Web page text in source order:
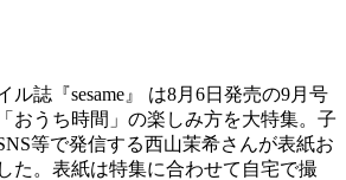
ル誌『sesame』 は8月6日発売の9月号
おうち時間」の楽しみ方を大特集。子
等で発信する西山茉希さんが表紙お
た。表紙は特集に合わせて自宅で撮